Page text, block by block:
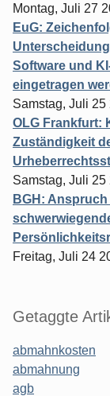
Montag, Juli 27
EuG:
Software und
eingetragen
Samstag, Juli 25
OLG Frankfurt:
Zuständigkeit
Samstag, Juli 25
BGH:
Freitag, Juli 24
Getaggte
abmahnkosten
abmahnung
agb